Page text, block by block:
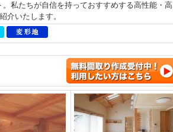
私たちが自信を持っておすすめする高性能・高
介いたします。